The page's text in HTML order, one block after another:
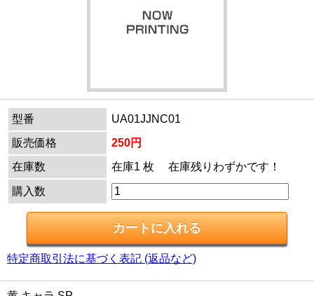
型番
UA01JJNC01
販売価格
250円
在庫数
在庫1 枚 在庫残りわずかです！
購入数
特定商取引法に基づく表記 (返品など)